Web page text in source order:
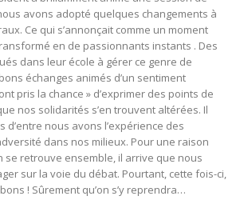
avons adopté quelques changements à
Ce qui s’annonçait comme un moment
en de passionnants instants . Des
dans leur école à gérer ce genre de
échanges animés d’un sentiment
pris la chance » d’exprimer des points de
nos solidarités s’en trouvent altérées. Il
nous avons l’expérience des
dans nos milieux. Pour une raison
se retrouve ensemble, il arrive que nous
sur la voie du débat. Pourtant, cette fois-ci,
! Sûrement qu’on s’y reprendra…